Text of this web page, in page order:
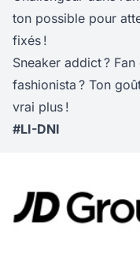
ton possible pour
fixés !
Sneaker addict ?
fashionista ? Ton
vrai plus !
#LI-DNI